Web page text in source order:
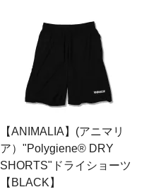
【ANIMALIA】(アニマリ
ア）"Polygiene® DRY
SHORTS"ドライショーツ
【BLACK】